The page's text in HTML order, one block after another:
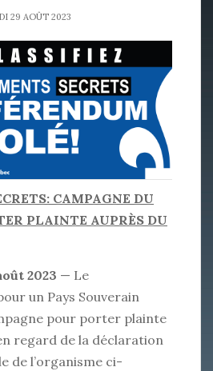
29 AOÛT 2023
CAMPAGNE DU
PLAINTE AUPRÈS DU
2023 — Le
un Pays Souverain
pour porter plainte
regard de la déclaration
de l’organisme ci-